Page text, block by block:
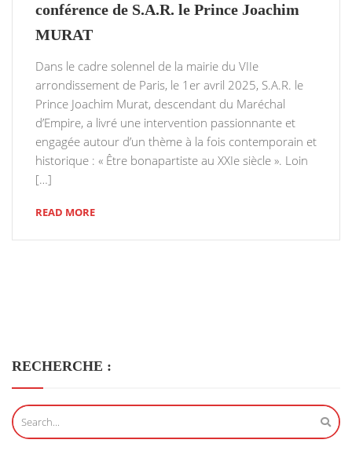
conférence de S.A.R. le Prince Joachim
MURAT
Dans le cadre solennel de la mairie du VIIe
arrondissement de Paris, le 1er avril 2025, S.A.R. le
Prince Joachim Murat, descendant du Maréchal
d’Empire, a livré une intervention passionnante et
engagée autour d’un thème à la fois contemporain et
historique : « Être bonapartiste au XXIe siècle ». Loin
[…]
READ MORE
RECHERCHE :